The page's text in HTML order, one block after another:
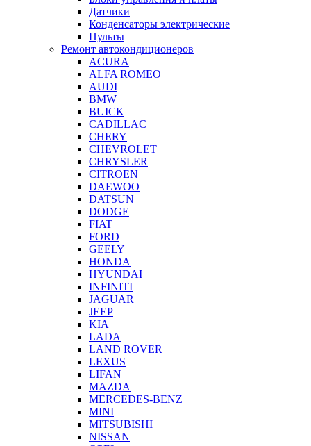
Датчики
Конденсаторы электрические
Пульты
Ремонт автокондиционеров
ACURA
ALFA ROMEO
AUDI
BMW
BUICK
CADILLAC
CHERY
CHEVROLET
CHRYSLER
CITROEN
DAEWOO
DATSUN
DODGE
FIAT
FORD
GEELY
HONDA
HYUNDAI
INFINITI
JAGUAR
JEEP
KIA
LADA
LAND ROVER
LEXUS
LIFAN
MAZDA
MERCEDES-BENZ
MINI
MITSUBISHI
NISSAN